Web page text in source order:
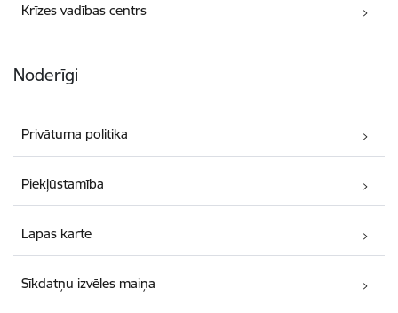
Krīzes vadības centrs
Noderīgi
Privātuma politika
Piekļūstamība
Lapas karte
Sīkdatņu izvēles maiņa